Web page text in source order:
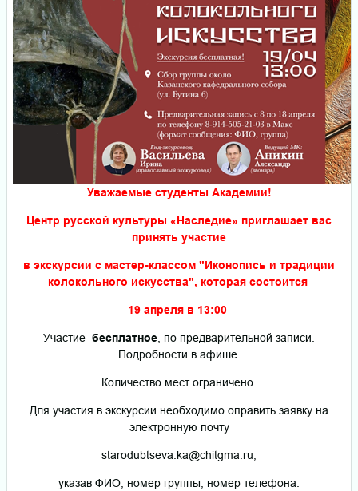
Уважаемые студенты Академии!
Центр русской культуры «Наследие» приглашает вас
принять участие
в экскурсии с мастер-классом "Иконопись и традиции
колокольного искусства", которая состоится
19 апреля в 13:00
Участие бесплатное, по предварительной записи.
Подробности в афише.
Количество мест ограничено.
Для участия в экскурсии необходимо оправить заявку на
электронную почту
starodubtseva.ka@chitgma.ru,
указав ФИО, номер группы, номер телефона.